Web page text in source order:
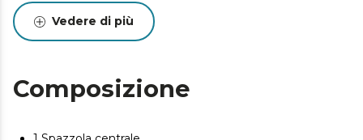
Vedere di più
Composizione